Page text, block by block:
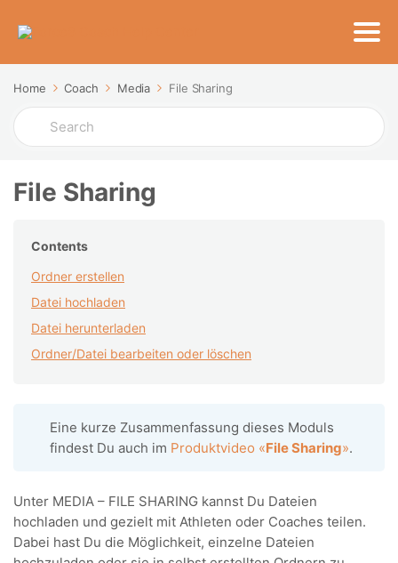
Home Coach Media File Sharing
Search
For
File Sharing
Contents
Ordner erstellen
Datei hochladen
Datei herunterladen
Ordner/Datei bearbeiten oder löschen
Eine kurze Zusammenfassung dieses Moduls
findest Du auch im Produktvideo «File Sharing».
Unter MEDIA – FILE SHARING kannst Du Dateien
hochladen und gezielt mit Athleten oder Coaches teilen.
Dabei hast Du die Möglichkeit, einzelne Dateien